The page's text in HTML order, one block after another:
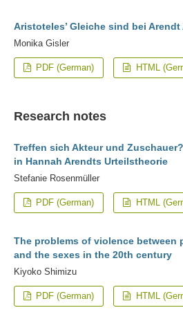
Aristoteles’ Gleiche sind bei Arendt
Monika Gisler
PDF (German) HTML
Research notes
Treffen sich Akteur und
in Hannah Arendts Urteilstheorie
Stefanie Rosenmüller
PDF (German) HTML
The problems of violence between
and the sexes in the 20th century
Kiyoko Shimizu
PDF (German) HTML